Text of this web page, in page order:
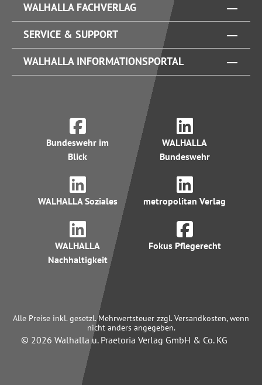
WALHALLA FACHVERLAG
SERVICE & SUPPORT
WALHALLA INFORMATIONSPORTAL
Bundeswehr im
Blick
WALHALLA
Bundeswehr
WALHALLA Soziales metropolitan Verlag
WALHALLA
Nachhaltigkeit
Fokus Pflegerecht
Alle Preise inkl. gesetzl. Mehrwertsteuer zzgl. Versandkosten, wenn
nicht anders angegeben.
© 2026 Walhalla u. Praetoria Verlag GmbH & Co. KG